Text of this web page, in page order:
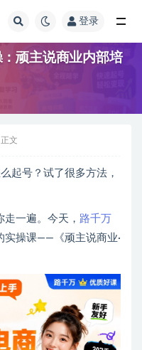
登录
顽主说商业内部培
正文
起号？试了很多方法，
一遍。今天， 路千万
实操课——《顽主说商业·